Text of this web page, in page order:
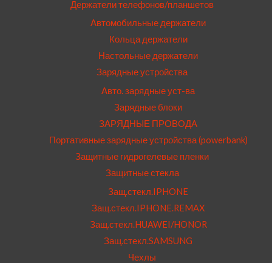
Держатели телефонов/планшетов
Автомобильные держатели
Кольца держатели
Настольные держатели
Зарядные устройства
Авто. зарядные уст-ва
Зарядные блоки
ЗАРЯДНЫЕ ПРОВОДА
Портативные зарядные устройства (powerbank)
Защитные гидрогелевые пленки
Защитные стекла
Защ.стекл.IPHONE
Защ.стекл.IPHONE.REMAX
Защ.стекл.HUAWEI/HONOR
Защ.стекл.SAMSUNG
Чехлы